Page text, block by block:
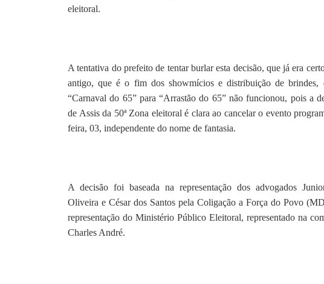
eleitoral.
A tentativa do prefeito de tentar burlar esta decisão, que já era
antigo, que é o fim dos showmícios e distribuição de brindes,
“Carnaval do 65” para “Arrastão do 65” não funcionou, pois a
de Assis da 50ª Zona eleitoral é clara ao cancelar o evento
feira, 03, independente do nome de fantasia.
A decisão foi baseada na representação dos advogados
Oliveira e César dos Santos pela Coligação a Força do Povo
representação do Ministério Público Eleitoral, representado na
Charles André.